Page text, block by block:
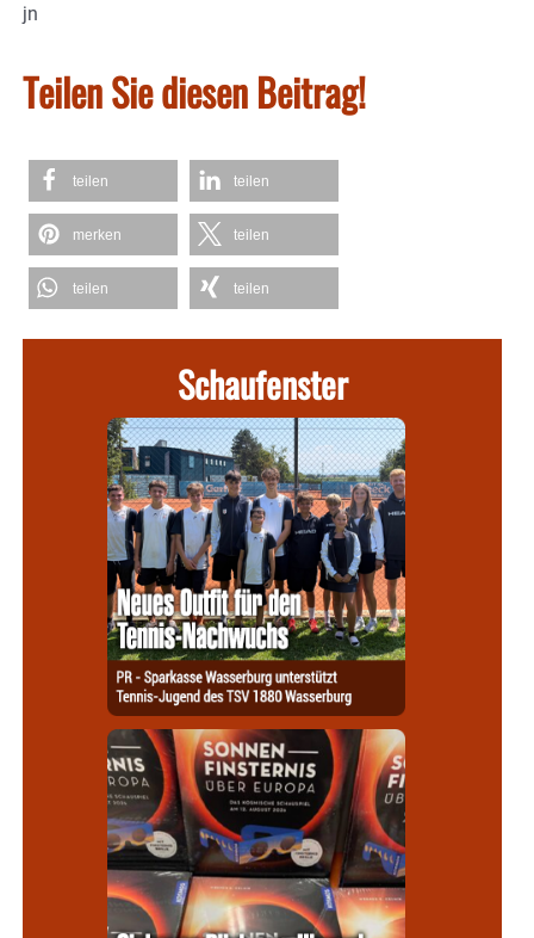
jn
Teilen Sie diesen Beitrag!
teilen teilen
merken teilen
teilen teilen
Schaufenster